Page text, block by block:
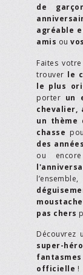
de
agréable
amis ou
Faites
trouver le
le plus
porter un
chevalier,
un thème
chasse
des
ou
l’ensemble,
moustache
pas chers
Découvrez
super-
fantasmes
officielle !